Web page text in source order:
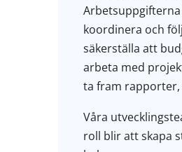
koordinera och
säkerställa att
arbeta med
ta fram
Våra
roll blir att skapa